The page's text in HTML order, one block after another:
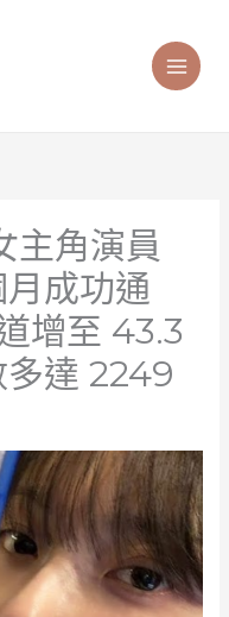
主角演員
成功通
增至 43.3
達 2249